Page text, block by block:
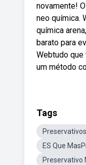
novamente!
neo química.
química
barato para
Webtudo
um método
Tags
ES Que
Preservativo